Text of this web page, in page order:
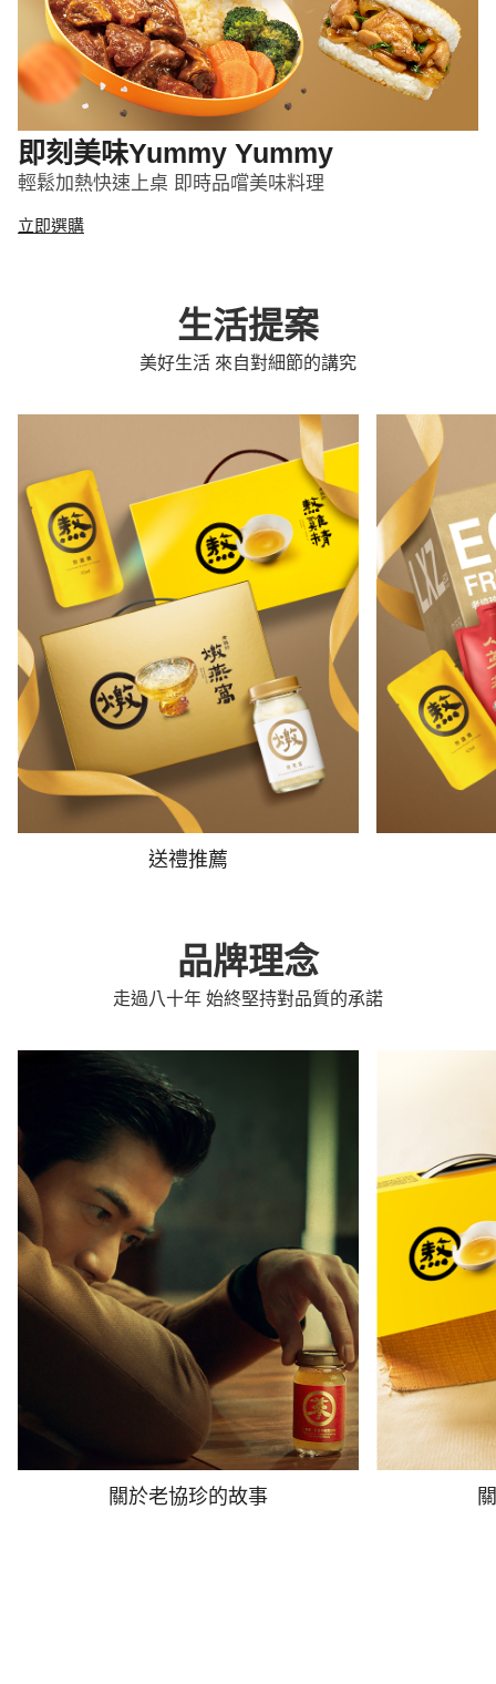
即刻美味Yummy Yummy
輕鬆加熱快速上桌 即時品嚐美味料理
立即選購
生活提案
美好生活 來自對細節的講究
送禮推薦
品牌理念
走過八十年 始終堅持對品質的承諾
關於老協珍的故事